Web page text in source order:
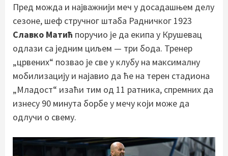
Пред можда и најважнији меч у досадашњем делу
сезоне, шеф стручног штаба Радничког 1923
Славко Матић поручио је да екипа у Крушевац
одлази са једним циљем — три бода. Тренер
„црвених“ позвао је све у клубу на максималну
мобилизацију и најавио да ће на терен стадиона
„Младост“ изаћи тим од 11 ратника, спремних да
изнесу 90 минута борбе у мечу који може да
одлучи о свему.